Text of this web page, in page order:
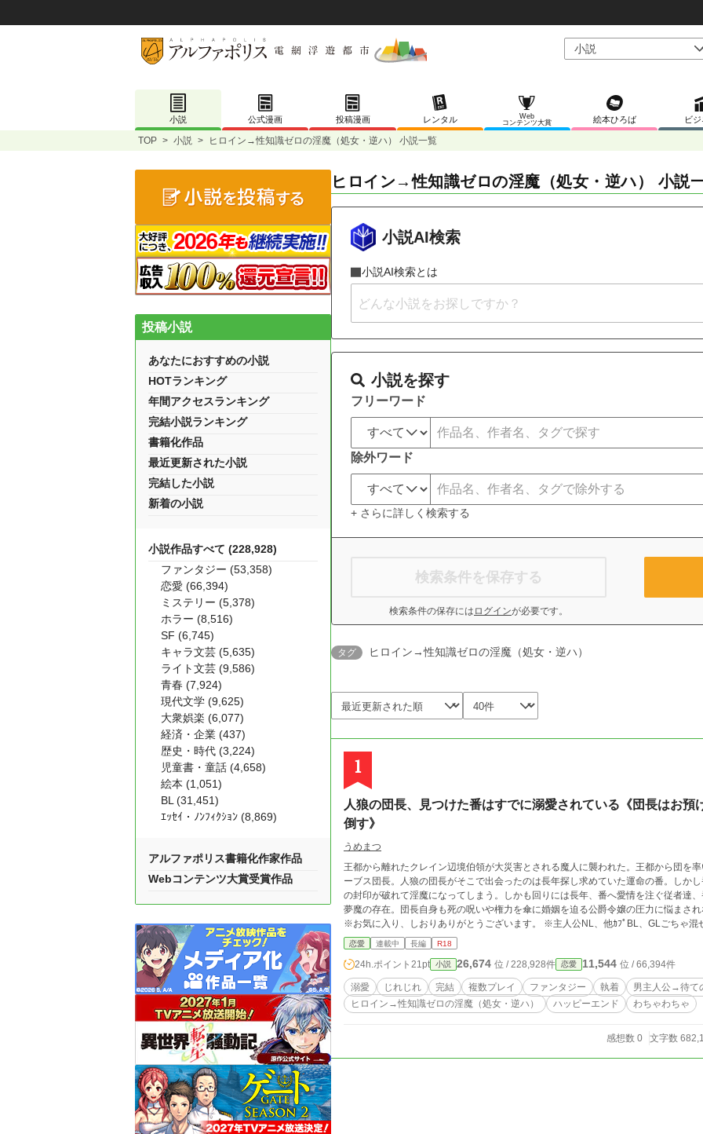
小説 公式漫画 投稿漫画 レンタル
Web
コンテンツ大賞
絵本ひろば ビ
TOP > 小説 > ヒロイン→性知識ゼロの淫魔（処女・逆ハ） 小説一覧
ヒロイン→性知識ゼロの淫魔（処女・逆ハ） 小説
小説AI検索
小説AI検索とは
小説を探す
フリーワード
除外ワード
+ さらに詳しく検索する
検索条件を保存する
検索条件の保存には ログインが必要です。
タグ ヒロイン→性知識ゼロの淫魔（処女・逆ハ）
1
人狼の団長、見つけた番はすでに溺愛されている《団長はお預
倒す》
うめまつ
王都から離れたクレイン辺境伯領が大災害とされる魔人に襲われた。王都から団を
ーブス団長。人狼の団長がそこで出会ったのは長年探し求めていた運命の番。しか
の封印が破れて淫魔になってしまう。しかも回りには長年、番へ愛情を注ぐ従者達
夢魔の存在。団長自身も死の呪いや権力を傘に婚姻を迫る公爵令嬢の圧力に悩まさ
※お気に入り、しおりありがとうございます。 ※主人公NL、他ｶﾌﾟBL、GLごちゃ
紹介の難しさよ。 ↓適当にキャラ紹介↓ 主人公の団長（三十路の人狼、強姦未遂多発、番が素っ気なくて辛い、国内最強、事情により
国内いちの絶倫と有名、口上手なので単細胞な番を丸め込もうと必死） 辺境伯令嬢
事情により6歳児の経験値しかない、性知識ゼロ、人→淫魔、生まれつき処女の呪い
ァザン） ↓その他↓ エヴの従者三人（エヴに岡惚れ、ハーフエルフ、オーガ、人族の青年） 夢魔（魔族、食わせたがりの変態カニバリ
スト、エヴにストーカー） エヴの家族（シスコンの兄、父母は娘を溺愛） 公爵令嬢
の他大勢の特殊性癖のキャラが多数 ※出だしが分かりづらいから書き直すかもしれ
恋愛 連載中 長編 R18
24h.ポイント 21pt 小説 26,674 位 / 228,928件 恋愛 11,544 位 / 66,394件
溺愛 じれじれ 完結 複数プレイ ファンタジー 執着
男主人公→待て
ヒロイン→性知識ゼロの淫魔（処女・逆ハ）
ハッピーエンド わちゃわちゃ
感想数 0 文字数
投稿小説
あなたにおすすめの小説
HOTランキング
年間アクセスランキング
完結小説ランキング
書籍化作品
最近更新された小説
完結した小説
新着の小説
小説作品すべて (228,928)
ファンタジー (53,358)
恋愛 (66,394)
ミステリー (5,378)
ホラー (8,516)
SF (6,745)
キャラ文芸 (5,635)
ライト文芸 (9,586)
青春 (7,924)
現代文学 (9,625)
大衆娯楽 (6,077)
経済・企業 (437)
歴史・時代 (3,224)
児童書・童話 (4,658)
絵本 (1,051)
BL (31,451)
ｴｯｾｲ・ﾉﾝﾌｨｸｼｮﾝ (8,869)
アルファポリス書籍化作家作品
Webコンテンツ大賞受賞作品